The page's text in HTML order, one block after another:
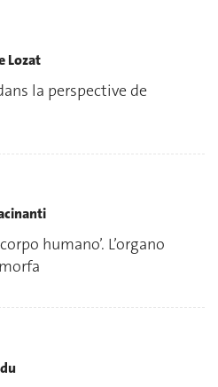
Lozat
la perspective de
humano’. L’organo